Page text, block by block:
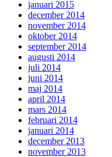
januari 2015
december 2014
november 2014
oktober 2014
september 2014
augusti 2014
juli 2014
juni 2014
maj 2014
april 2014
mars 2014
februari 2014
januari 2014
december 2013
november 2013